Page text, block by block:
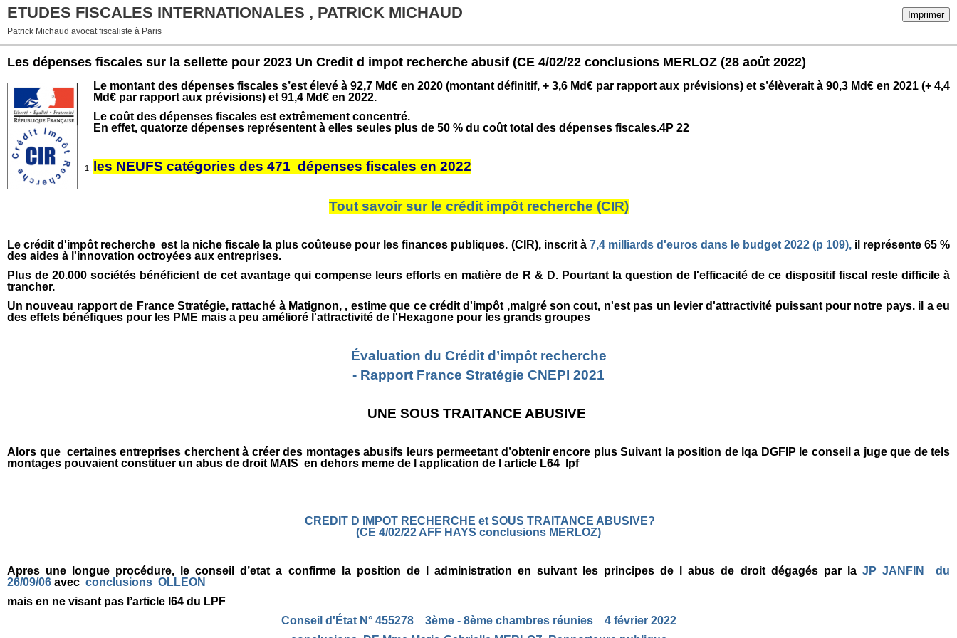
Imprimer
ETUDES FISCALES INTERNATIONALES , PATRICK MICHAUD
Patrick Michaud avocat fiscaliste à Paris
Les dépenses fiscales sur la sellette pour 2023 Un Credit d impot recherche abusif (CE 4/02/22 conclusions MERLOZ (28 août 2022)
Le montant des dépenses fiscales s’est élevé à 92,7 Md€ en 2020 (montant définitif, + 3,6 Md€ par rapport aux prévisions) et s’élèverait à 90,3 Md€ en 2021 (+ 4,4
Md€ par rapport aux prévisions) et 91,4 Md€ en 2022.
Le coût des dépenses fiscales est extrêmement concentré.
En effet, quatorze dépenses représentent à elles seules plus de 50 % du coût total des dépenses fiscales.4P 22
les NEUFS catégories des 471 dépenses fiscales en 2022
Tout savoir sur le crédit impôt recherche (CIR)
Le crédit d'impôt recherche est la niche fiscale la plus coûteuse pour les finances publiques. (CIR), inscrit à 7,4 milliards d'euros dans le budget 2022 (p 109),il représente 65 %
des aides à l'innovation octroyées aux entreprises.
Plus de 20.000 sociétés bénéficient de cet avantage qui compense leurs efforts en matière de R & D. Pourtant la question de l'efficacité de ce dispositif fiscal reste difficile à
trancher.
Un nouveau rapport de France Stratégie, rattaché à Matignon, , estime que ce crédit d'impôt ,malgré son cout, n'est pas un levier d'attractivité puissant pour notre pays. il a eu
des effets bénéfiques pour les PME mais a peu amélioré l'attractivité de l'Hexagone pour les grands groupes
Évaluation du Crédit d’impôt recherche
- Rapport France Stratégie CNEPI 2021
UNE SOUS TRAITANCE ABUSIVE
Alors que certaines entreprises cherchent à créer des montages abusifs leurs permeetant d’obtenir encore plus Suivant la position de lqa DGFIP le conseil a juge que de tels
montages pouvaient constituer un abus de droit MAIS en dehors meme de l application de l article L64 lpf
CREDIT D IMPOT RECHERCHE et SOUS TRAITANCE ABUSIVE?
(CE 4/02/22 AFF HAYS conclusions MERLOZ)
Apres une longue procédure, le conseil d’etat a confirme la position de l administration en suivant les principes de l abus de droit dégagés par laJP JANFIN du
26/09/06 avec conclusions OLLEON
mais en ne visant pas l’article l64 du LPF
Conseil d'État N° 455278 3ème - 8ème chambres réunies 4 février 2022